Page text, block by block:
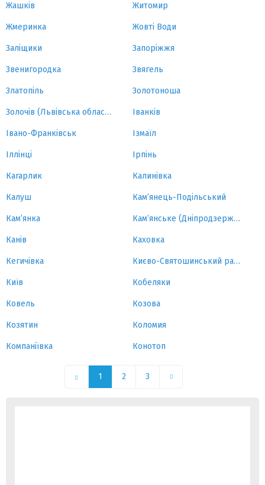
Жашків Житомир
Жмеринка Жовті Води
Заліщики Запоріжжя
Звенигородка Звягель
Златопіль Золотоноша
Золочів (Львівська область) Іванків
Івано-Франківськ Ізмаїл
Іллінці Ірпінь
Кагарлик Калинівка
Калуш Кам’янець-Подільський
Кам’янка Кам’янське (Дніпродзержинськ)
Канів Каховка
Кегичівка Києво-Святошинський район
Київ Кобеляки
Ковель Козова
Козятин Коломия
Компаніївка Конотоп
1 2 3